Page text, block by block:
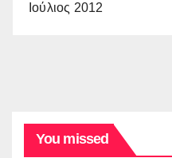
Ιούλιος 2012
You missed